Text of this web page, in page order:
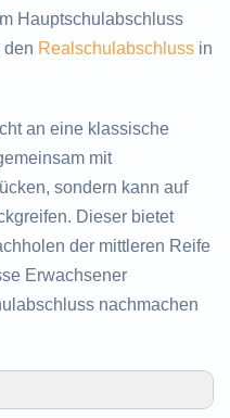
Hauptschulabschluss
den Realschulabschluss in
an eine klassische
mit
sondern kann auf
Dieser bietet
der mittleren Reife
Erwachsener
nachmachen